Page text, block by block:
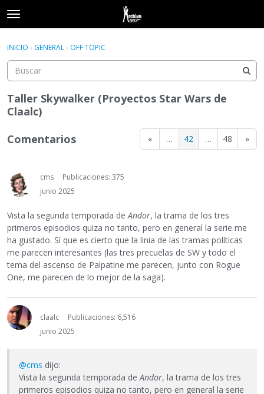
t
o
g
e
m
e
n
Acceder
Hilos
Actividad
Acceder Registrarse
INICIO › GENERAL› OFF TOPIC
Taller Skywalker (Proyectos Star Wars de
Claalc)
« … 42 … 48 »
Comentarios
cms
Publicaciones: 375
junio 2025
Vista la segunda temporada de Andor, la trama de los tres
primeros episodios quiza no tanto, pero en general la serie me
ha gustado. Sí que es cierto que la linia de las tramas políticas
me parecen interesantes (las tres precuelas de SW y todo el
tema del ascenso de Palpatine me parecen, junto con Rogue
One, me parecen de lo mejor de la saga).
claalc
Publicaciones: 6,516
junio 2025
@cms dijo:
Vista la segunda temporada deAndor, la trama de los tres
primeros episodios quiza no tanto, pero en general la serie